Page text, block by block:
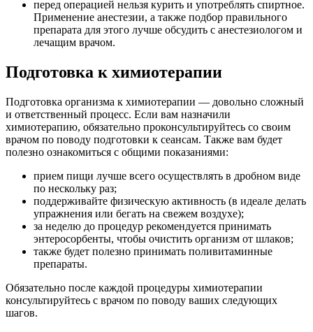
перед операцией нельзя курить и употреблять спиртное.
Применение анестезии, а также подбор правильного
препарата для этого лучше обсудить с анестезиологом и
лечащим врачом.
Подготовка к химиотерапии
Подготовка организма к химиотерапии — довольно сложный
и ответственный процесс. Если вам назначили
химиотерапию, обязательно проконсультируйтесь со своим
врачом по поводу подготовки к сеансам. Также вам будет
полезно ознакомиться с общими показаниями:
прием пищи лучше всего осуществлять в дробном виде
по нескольку раз;
поддерживайте физическую активность (в идеале делать
упражнения или бегать на свежем воздухе);
за неделю до процедур рекомендуется принимать
энтеросорбенты, чтобы очистить организм от шлаков;
также будет полезно принимать поливитаминные
препараты.
Обязательно после каждой процедуры химиотерапии
консультируйтесь с врачом по поводу ваших следующих
шагов.